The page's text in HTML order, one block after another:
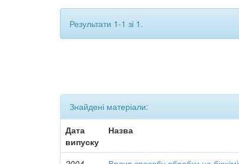
Результати 1-1 зі 1.
Знайдені матеріали:
Дата
випуску
Назва